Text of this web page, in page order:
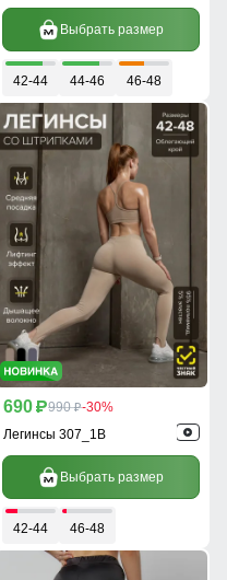
Выбрать размер
42-44 44-46 46-48
690 p990 p-30%
Легинсы 307_1B
Выбрать размер
42-44 46-48